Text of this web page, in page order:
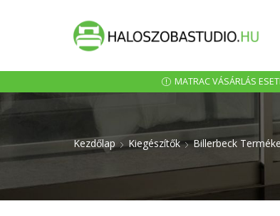
MATRAC VÁSÁRLÁS
Kezdőlap Kiegészítők Billerbeck